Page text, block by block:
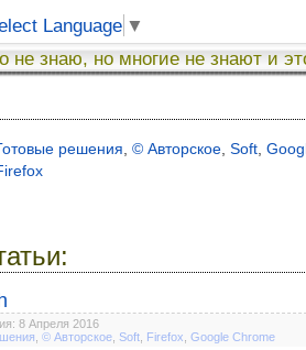
Language ▼
не знаю, но многие не знают и
решения © Авторское Soft
8 Апреля 2016
© Авторское Soft Firefox Google Chrome